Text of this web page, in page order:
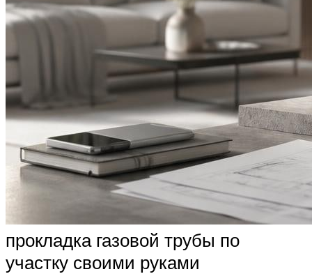
прокладка газовой трубы по
участку своими руками